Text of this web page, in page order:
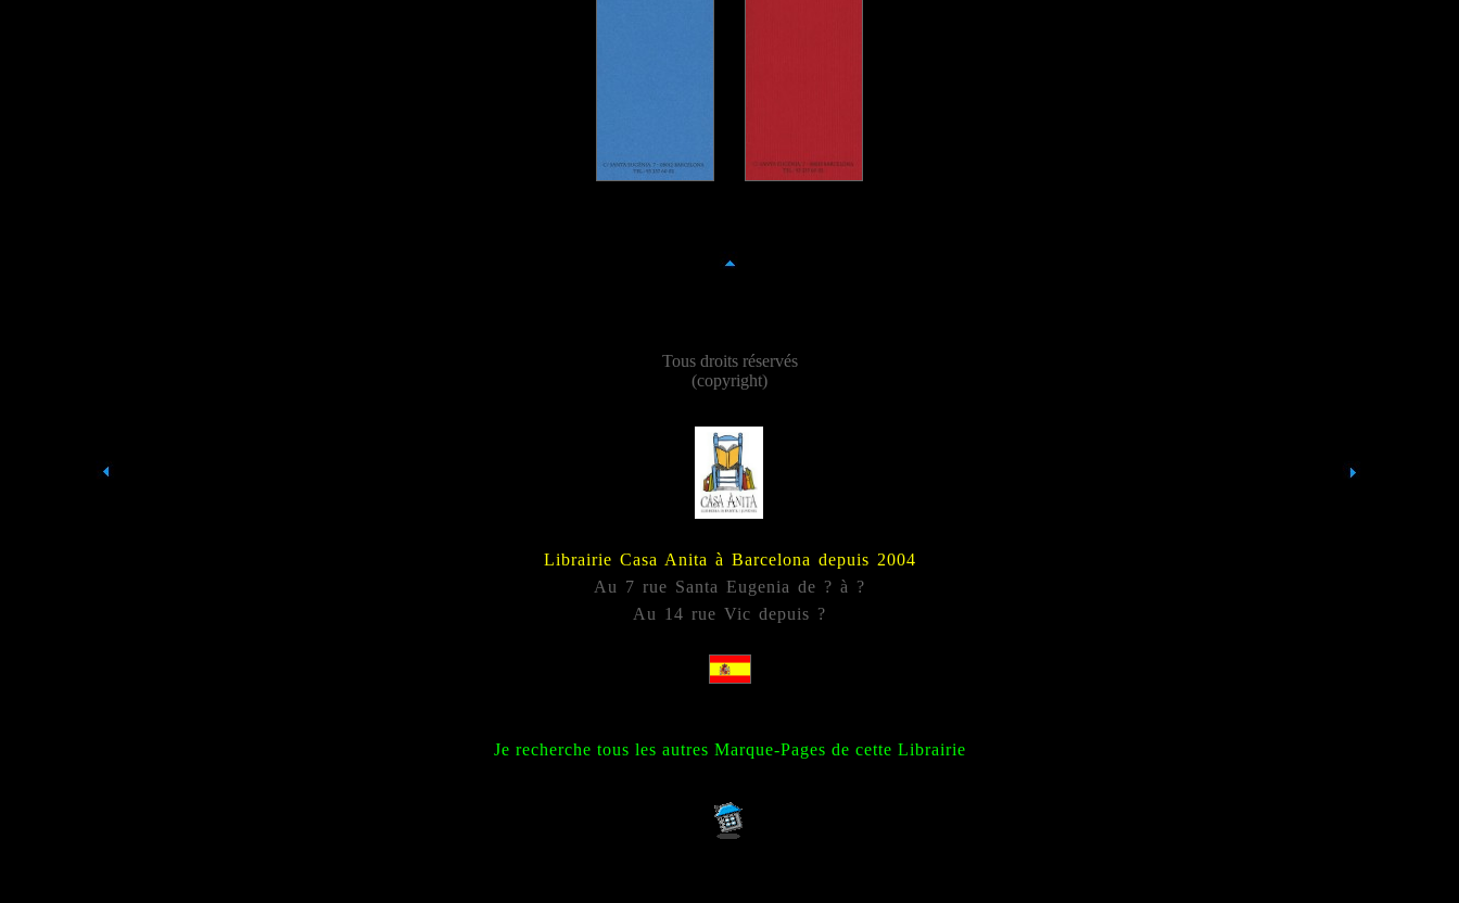
Tous droits réservés
(copyright)
Librairie Casa Anita à Barcelona depuis 2004
Au 7 rue Santa Eugenia de ? à ?
Au 14 rue Vic depuis ?
Je recherche tous les autres Marque-Pages de cette Librairie